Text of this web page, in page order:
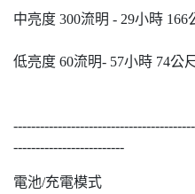
中亮度 300流明
低亮度 60流明
-------------------------
電池/充電模式